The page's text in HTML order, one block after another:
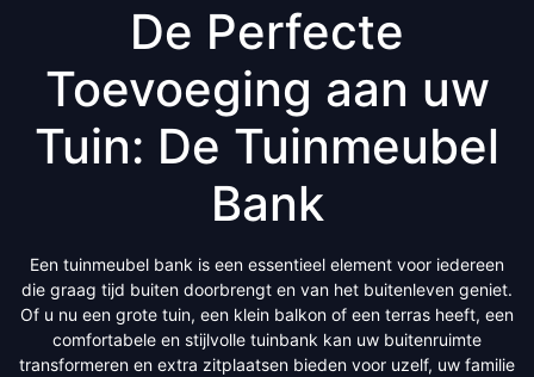
De Perfecte
Toevoeging aan uw
Tuin: De Tuinmeubel
Bank
Een tuinmeubel bank is een essentieel element voor iedereen
die graag tijd buiten doorbrengt en van het buitenleven geniet.
Of u nu een grote tuin, een klein balkon of een terras heeft, een
comfortabele en stijlvolle tuinbank kan uw buitenruimte
transformeren en extra zitplaatsen bieden voor uzelf, uw familie